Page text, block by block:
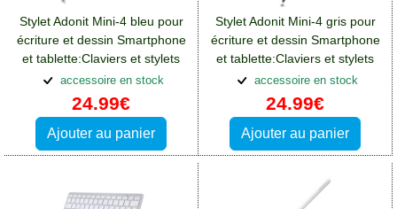
Stylet Adonit Mini-4 bleu pour
écriture et dessin Smartphone
et tablette:Claviers et stylets
Alcatel 3(2019)
accessoire en stock
24.99€
Ajouter au panier
Stylet Adonit Mini-4 gris pour
écriture et dessin Smartphone
et tablette:Claviers et stylets
Alcatel 3(2019)
accessoire en stock
24.99€
Ajouter au panier